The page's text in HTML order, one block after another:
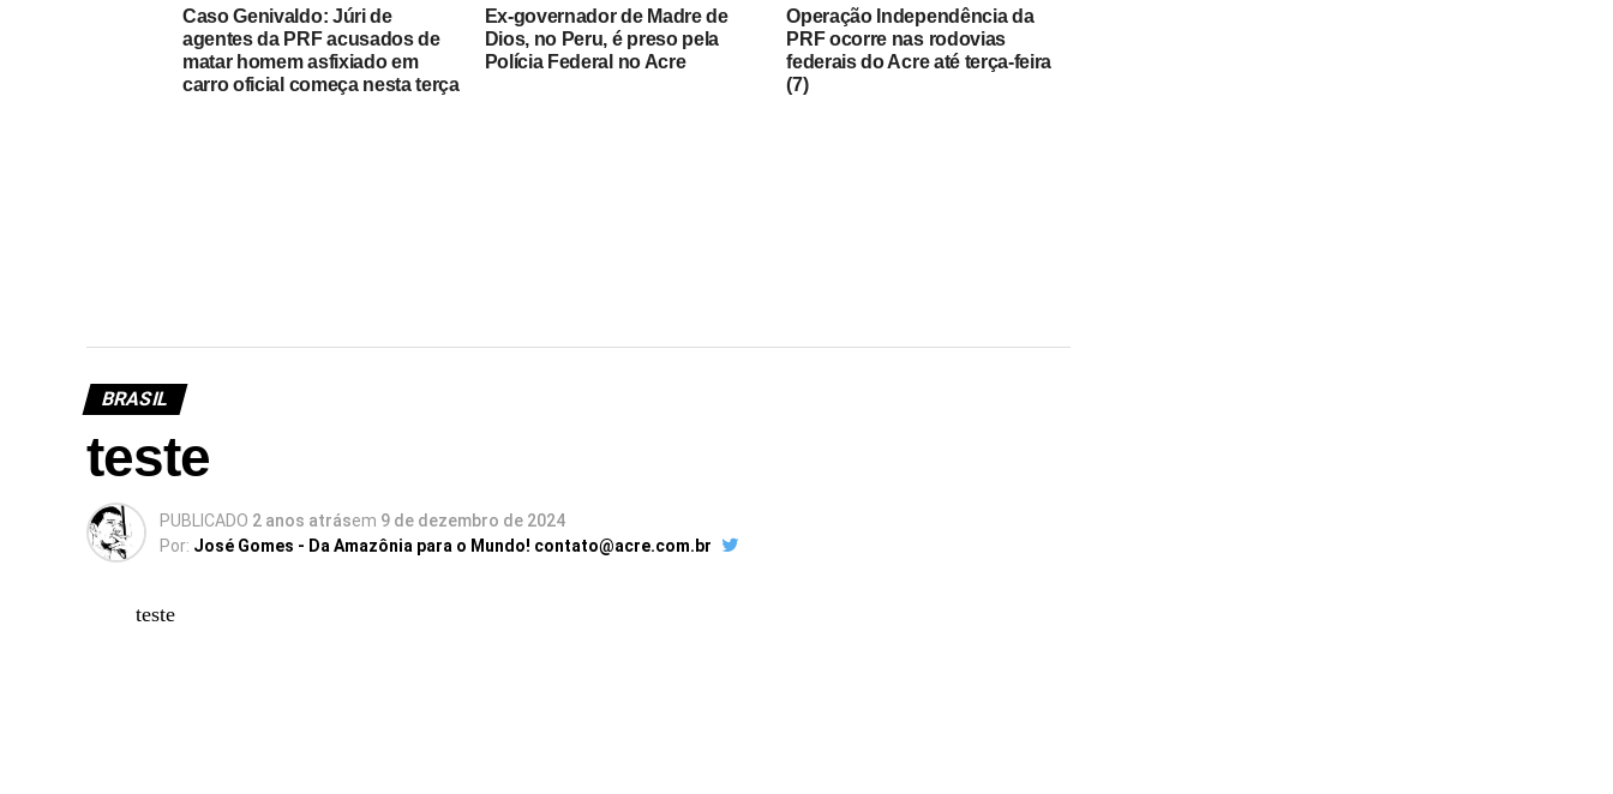
Caso Genivaldo: Júri de
agentes da PRF acusados de
matar homem asfixiado em
carro oficial começa nesta terça
Ex-governador de Madre de
Dios, no Peru, é preso pela
Polícia Federal no Acre
Operação Independência da
PRF ocorre nas rodovias
federais do Acre até terça-feira
(7)
BRASIL
teste
PUBLICADO 2 anos atrásem 9 de dezembro de 2024
Por: José Gomes - Da Amazônia para o Mundo! contato@acre.com.br
teste